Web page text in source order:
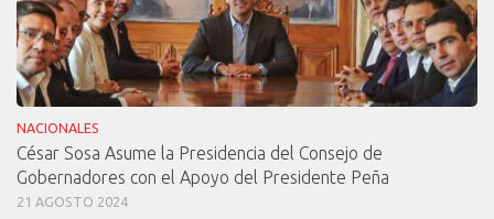
NACIONALES
César Sosa Asume la Presidencia del Consejo de
Gobernadores con el Apoyo del Presidente Peña
21 AGOSTO 2024